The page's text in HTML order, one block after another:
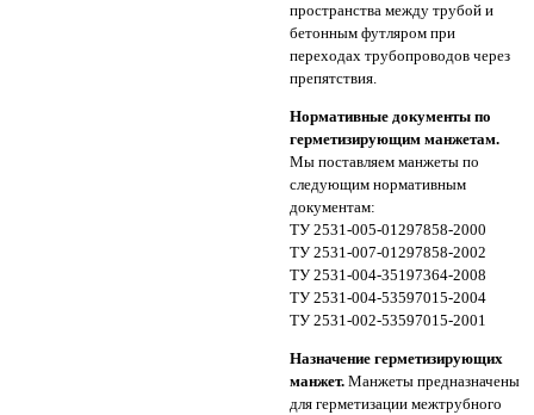
пространства между трубой и
бетонным футляром при
переходах трубопроводов через
препятствия.
Нормативные документы по
герметизирующим манжетам.
Мы поставляем манжеты по
следующим нормативным
документам:
ТУ 2531-005-01297858-2000
ТУ 2531-007-01297858-2002
ТУ 2531-004-35197364-2008
ТУ 2531-004-53597015-2004
ТУ 2531-002-53597015-2001
Назначение герметизирующих
манжет.Манжеты предназначены
для герметизации межтрубного